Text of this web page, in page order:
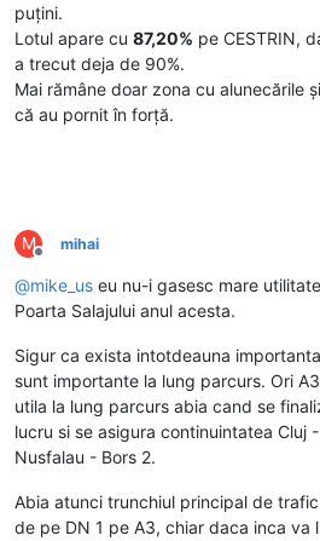
puțini.
Lotul apare cu 87,20% pe CESTRIN,
a trecut deja de 90%.
Mai rămâne doar zona cu alunecările
că au pornit în forță.
M
Deconectat
mihai
@mike_us eu nu-i gasesc mare
Poarta Salajului anul acesta.
Sigur ca exista intotdeauna
sunt importante la lung parcurs. Ori
utila la lung parcurs abia cand se
lucru si se asigura continuintatea Cluj
Nusfalau - Bors 2.
Abia atunci trunchiul principal de
de pe DN 1 pe A3, chiar daca inca va